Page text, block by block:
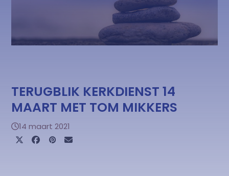
TERUGBLIK KERKDIENST 14
MAART MET TOM MIKKERS
14 maart 2021